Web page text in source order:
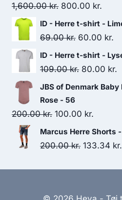
1,600.00kr. Original
price
was:
800.00 kr.
price
is:
ID - Herre t-shirt -
69.00kr. Original
price
was:
60.00 kr.
is:
ID - Herre t-shirt -
109.00kr. Original
price
109.00 kr..
80.00 kr.
JBS of Denmark
Rose - 56
200.00kr. Original
price
was:
100.00 kr.
price
is:
Marcus Herre Shorts
200.00kr. Original
133.34 kr.